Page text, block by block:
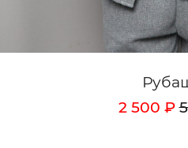
2 500 ₽